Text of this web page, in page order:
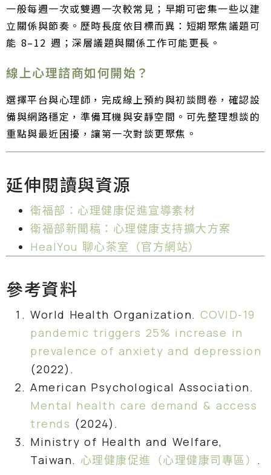
一般每週一次或雙週一次較常見；早期可密集一些以建
立關係與節奏。歷時長度依目標而異：短期聚焦議題可
能 8–12 週；深層議題與關係工作可能更長。
線上心理諮商如何開始？
選擇平台與心理師，完成線上預約與初談問卷，確認設
備與網路穩定，準備耳機與安靜空間。可先整理想談的
重點與最近困擾，讓第一次對談更聚焦。
延伸閱讀與資源
衛福部：心理健康促進宣導素材
衛福部新聞稿：心理健康支持擴大方案
HealYou 聊心茶室（官方網站）
參考資料
World Health Organization. COVID-19
pandemic triggers 25% increase in
prevalence of anxiety and depression
(2022).
American Psychological Association.
Mental health care demand & access
trends (2024).
Ministry of Health and Welfare,
Taiwan. 心理健康促進（心理健康司專區） .